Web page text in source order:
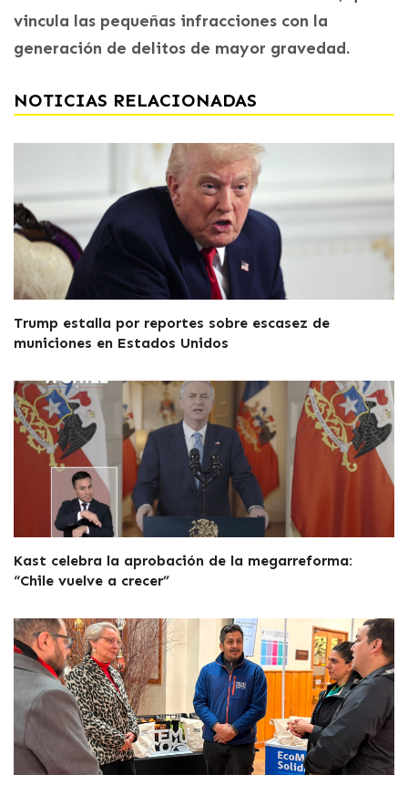
vincula las pequeñas infracciones con la
generación de delitos de mayor gravedad.
NOTICIAS RELACIONADAS
Trump estalla por reportes sobre escasez de
municiones en Estados Unidos
Kast celebra la aprobación de la megarreforma:
“Chile vuelve a crecer”